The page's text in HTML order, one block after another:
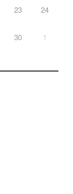
23 24
30 1